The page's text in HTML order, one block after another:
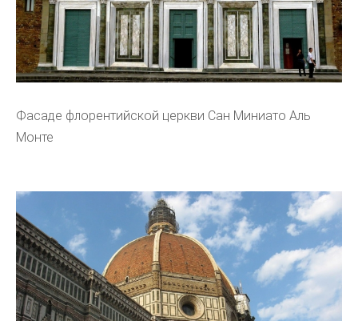
Фасаде флорентийской церкви Сан Миниато Аль
Монте